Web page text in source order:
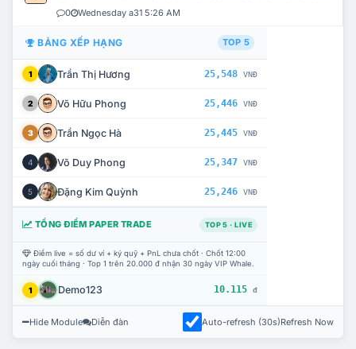
0 Wednesday a31 5:26 AM
BẢNG XẾP HẠNG TOP 5
1 Trần Thị Hương 25,548 VNĐ
2 Võ Hữu Phong 25,446 VNĐ
3 Trần Ngọc Hà 25,445 VNĐ
4 Võ Duy Phong 25,347 VNĐ
5 Đặng Kim Quỳnh 25,246 VNĐ
TỔNG ĐIỂM PAPER TRADE TOP 5 · LIVE
Điểm live = số dư ví + ký quỹ + PnL chưa chốt · Chốt 12:00
ngày cuối tháng · Top 1 trên 20.000 đ nhận 30 ngày VIP Whale.
1 Demo123 10.115 đ
Hide Module Diễn đàn Auto-refresh (30s)Refresh Now